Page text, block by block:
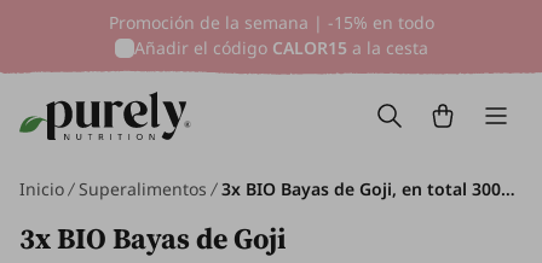
Promoción de la semana | -15% en todo
Añadir el código CALOR15 a la cesta
Inicio Superalimentos 3x BIO Bayas de Goji, en total 3000 g
3x BIO Bayas de Goji